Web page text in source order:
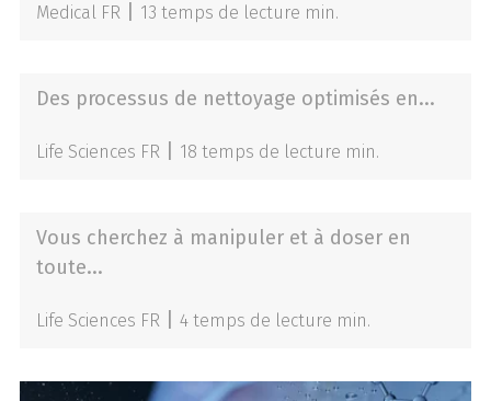
Medical FR 13 temps de lecture min.
Des processus de nettoyage optimisés en...
Life Sciences FR 18 temps de lecture min.
Vous cherchez à manipuler et à doser en
toute...
Life Sciences FR 4 temps de lecture min.